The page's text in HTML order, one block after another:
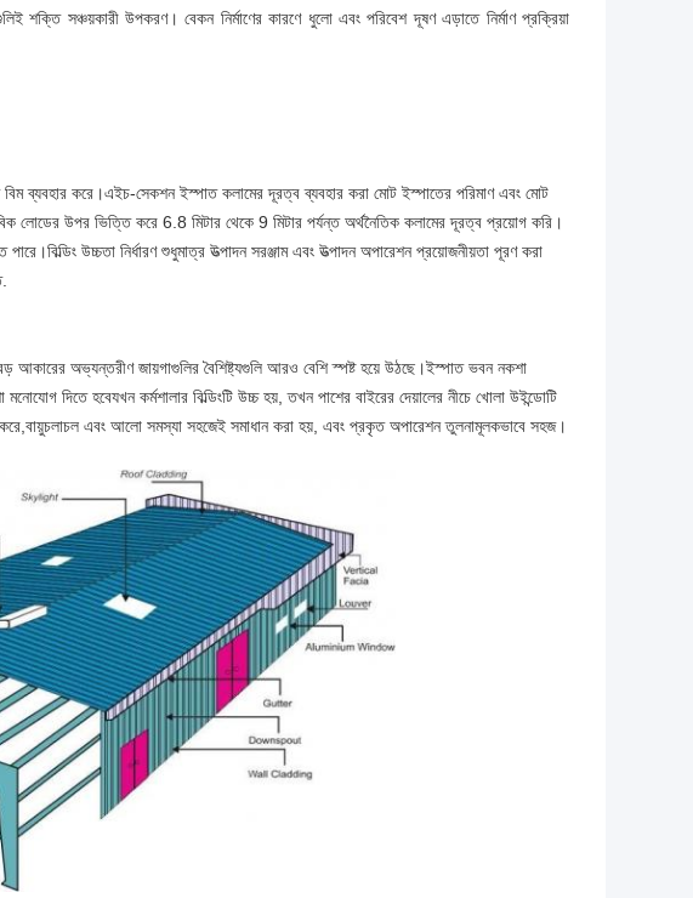
শক্তি সঞ্চয়কারী উপকরণ। বেকন নির্মাণের কারণে ধুলো এবং পরিবেশ দূষণ এড়াতে নির্মাণ প্রক্রিয়া
ব্যবহার করে।এইচ-সেকশন ইস্পাত কলামের দূরত্ব ব্যবহার করা মোট ইস্পাতের পরিমাণ এবং মোট
লোডের উপর ভিত্তি করে 6.8 মিটার থেকে 9 মিটার পর্যন্ত অর্থনৈতিক কলামের দূরত্ব প্রয়োগ করি।
উচ্চতা নির্ধারণ শুধুমাত্র উত্পাদন সরঞ্জাম এবং উত্পাদন অপারেশন প্রয়োজনীয়তা পূরণ করা
আকারের অভ্যন্তরীণ জায়গাগুলির বৈশিষ্ট্যগুলি আরও বেশি স্পষ্ট হয়ে উঠছে।ইস্পাত ভবন নকশা
দিতে হবেযখন কর্মশালার বিল্ডিংটি উচ্চ হয়, তখন পাশের বাইরের দেয়ালের নীচে খোলা উইন্ডোটি
করে,বায়ুচলাচল এবং আলো সমস্যা সহজেই সমাধান করা হয়, এবং প্রকৃত অপারেশন তুলনামূলকভাবে সহজ।